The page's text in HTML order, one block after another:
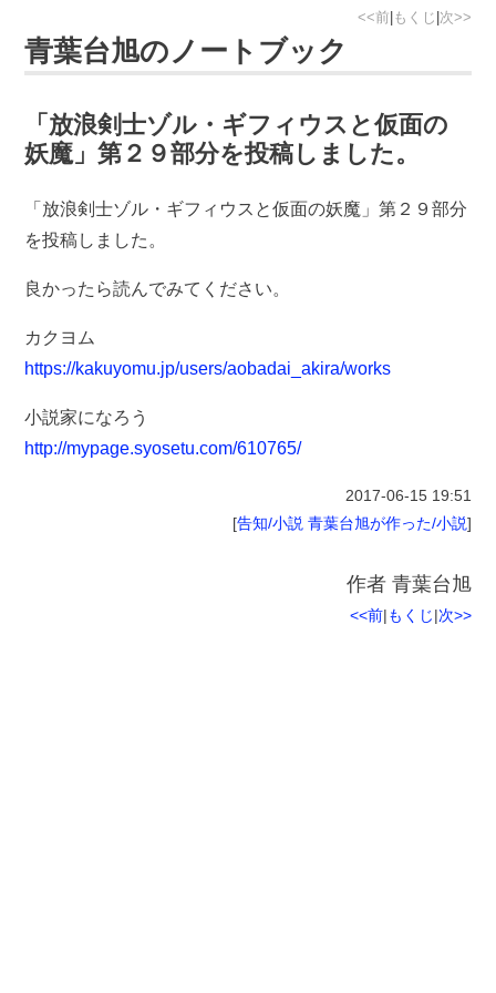
<<前 もくじ 次>>
青葉台旭のノートブック
「放浪剣士ゾル・ギフィウスと仮面の
妖魔」第２９部分を投稿しました。
「放浪剣士ゾル・ギフィウスと仮面の妖魔」第２９部分
を投稿しました。
良かったら読んでみてください。
カクヨム
https://kakuyomu.jp/users/aobadai_akira/works
小説家になろう
http://mypage.syosetu.com/610765/
2017-06-15 19:51
[告知/小説 青葉台旭が作った/小説]
作者 青葉台旭
<<前|もくじ|次>>